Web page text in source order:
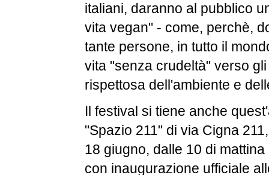
italiani, daranno al pubblico
vita vegan" - come, perchè,
tante persone, in tutto il
vita "senza crudeltà" verso
rispettosa dell'ambiente e
Il festival si tiene anche
"Spazio 211" di via Cigna
18 giugno, dalle 10 di
con inaugurazione ufficiale